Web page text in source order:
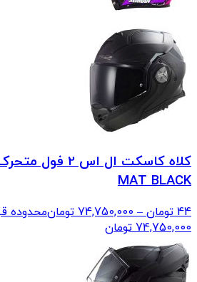
MAT BLACK
44 تومان –
74,750,000 تومان
74,750,000 تومان